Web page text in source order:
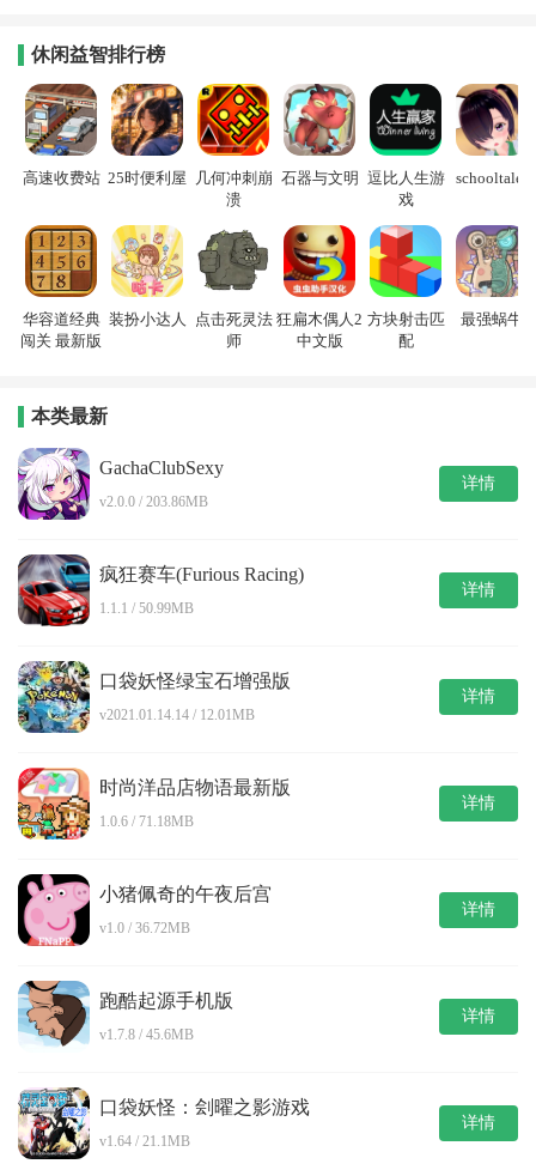
休闲益智排行榜
高速收费站 25时便利屋
几何冲刺崩
溃
石器与文明 逗比人生游
戏
schooltales
华容道经典
闯关 最新版
装扮小达人
点击死灵法
师
狂扁木偶人2
中文版
方块射击匹
配
最强蜗牛
本类最新
GachaClubSexy
v2.0.0 / 203.86MB
详情
疯狂赛车(Furious Racing)
1.1.1 / 50.99MB
详情
口袋妖怪绿宝石增强版
v2021.01.14.14 / 12.01MB
详情
时尚洋品店物语最新版
1.0.6 / 71.18MB
详情
小猪佩奇的午夜后宫
v1.0 / 36.72MB
详情
跑酷起源手机版
v1.7.8 / 45.6MB
详情
口袋妖怪：刽曜之影游戏
v1.64 / 21.1MB
详情